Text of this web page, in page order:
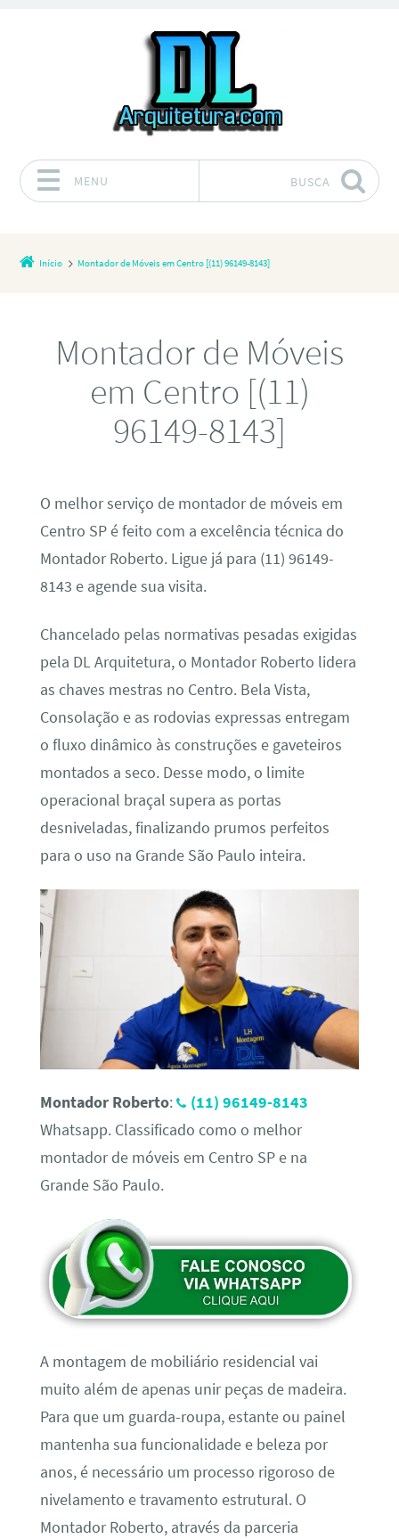
MENU BUSCA
Início Montador de Móveis em Centro [(11) 96149-8143]
Montador de Móveis
em Centro [(11)
96149-8143]
O melhor serviço de montador de móveis em
Centro SP é feito com a excelência técnica do
Montador Roberto. Ligue já para (11) 96149-
8143 e agende sua visita.
Chancelado pelas normativas pesadas exigidas
pela DL Arquitetura, o Montador Roberto lidera
as chaves mestras no Centro. Bela Vista,
Consolação e as rodovias expressas entregam
o fluxo dinâmico às construções e gaveteiros
montados a seco. Desse modo, o limite
operacional braçal supera as portas
desniveladas, finalizando prumos perfeitos
para o uso na Grande São Paulo inteira.
Montador Roberto:
(11) 96149-8143
Whatsapp. Classificado como o melhor
montador de móveis em Centro SP e na
Grande São Paulo.
A montagem de mobiliário residencial vai
muito além de apenas unir peças de madeira.
Para que um guarda-roupa, estante ou painel
mantenha sua funcionalidade e beleza por
anos, é necessário um processo rigoroso de
nivelamento e travamento estrutural. O
Montador Roberto, através da parceria